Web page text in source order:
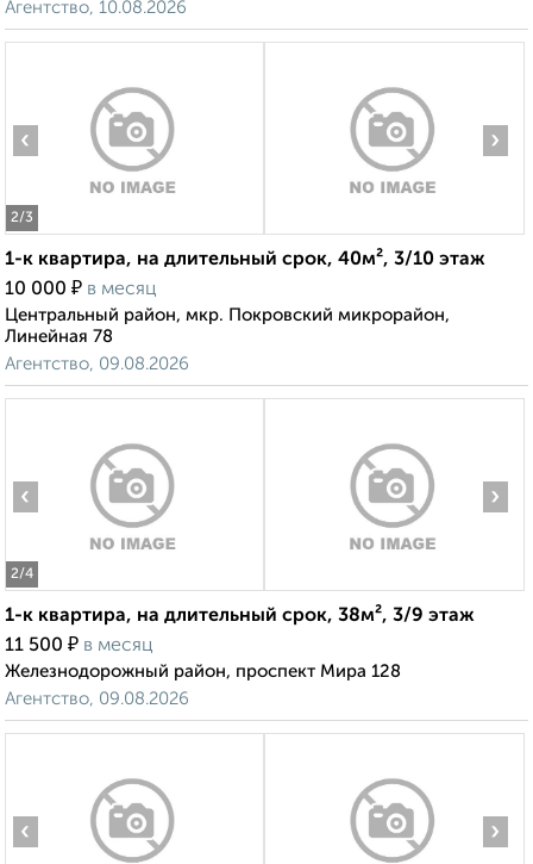
Агентство, 10.08.2026
2/3
‹ ›
1-к квартира, на длительный срок, 40м², 3/10 этаж
10 000 ₽ в месяц
Центральный район, мкр. Покровский микрорайон,
Линейная 78
Агентство, 09.08.2026
2/4
‹ ›
1-к квартира, на длительный срок, 38м², 3/9 этаж
11 500 ₽ в месяц
Железнодорожный район, проспект Мира 128
Агентство, 09.08.2026
‹ ›